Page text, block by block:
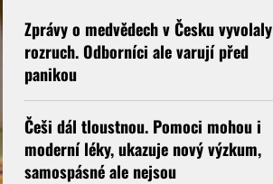
Zprávy o medvědech v Česku vyvolaly
rozruch. Odborníci ale varují před
panikou
Češi dál tloustnou. Pomoci mohou i
moderní léky, ukazuje nový výzkum,
samospásné ale nejsou